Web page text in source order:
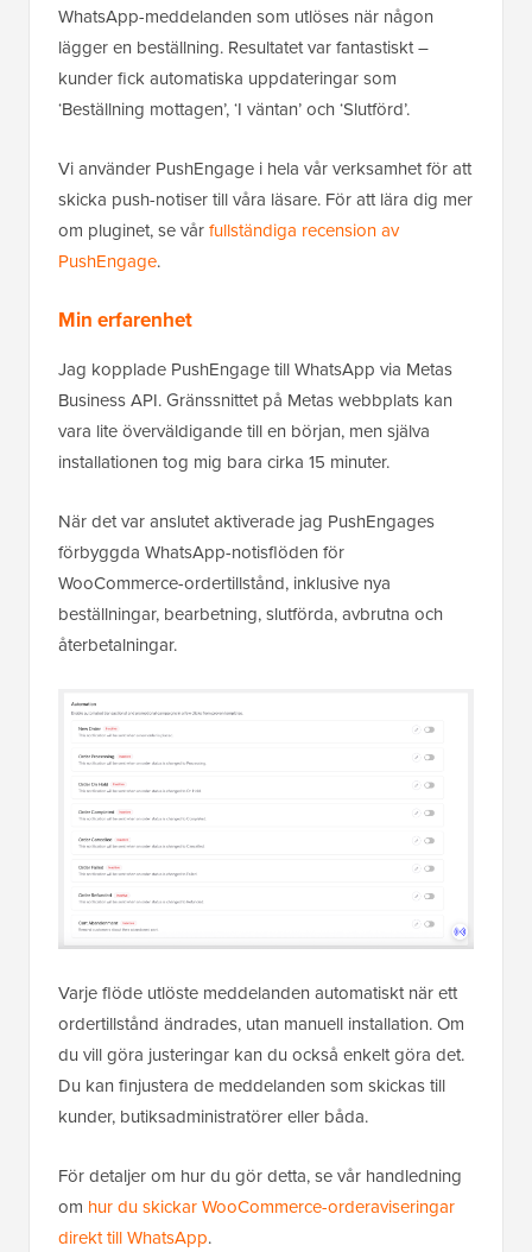
WhatsApp-meddelanden som utlöses när någon
lägger en beställning. Resultatet var fantastiskt –
kunder fick automatiska uppdateringar som
‘Beställning mottagen’, ‘I väntan’ och ‘Slutförd’.
Vi använder PushEngage i hela vår verksamhet för att
skicka push-notiser till våra läsare. För att lära dig mer
om pluginet, se vårfullständiga recension av
PushEngage.
Min erfarenhet
Jag kopplade PushEngage till WhatsApp via Metas
Business API. Gränssnittet på Metas webbplats kan
vara lite överväldigande till en början, men själva
installationen tog mig bara cirka 15 minuter.
När det var anslutet aktiverade jag PushEngages
förbyggda WhatsApp-notisflöden för
WooCommerce-ordertillstånd, inklusive nya
beställningar, bearbetning, slutförda, avbrutna och
återbetalningar.
Varje flöde utlöste meddelanden automatiskt när ett
ordertillstånd ändrades, utan manuell installation. Om
du vill göra justeringar kan du också enkelt göra det.
Du kan finjustera de meddelanden som skickas till
kunder, butiksadministratörer eller båda.
För detaljer om hur du gör detta, se vår handledning
om hur du skickar WooCommerce-orderaviseringar
direkt till WhatsApp.